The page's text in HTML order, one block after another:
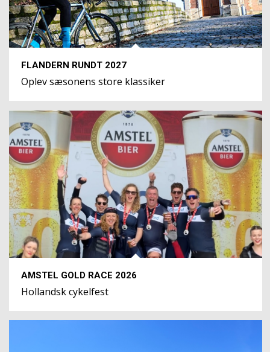
FLANDERN RUNDT 2027
Oplev sæsonens store klassiker
AMSTEL GOLD RACE 2026
Hollandsk cykelfest